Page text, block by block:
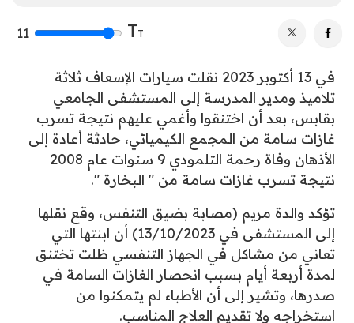
TT
11
في 13 أكتوبر 2023 نقلت سيارات الإسعاف ثلاثة
تلاميذ ومدير المدرسة إلى المستشفى الجامعي
بقابس، بعد أن اختنقوا وأغمي عليهم نتيجة تسرب
غازات سامة من المجمع الكيميائي، حادثة أعادة إلى
الأذهان وفاة رحمة التلمودي 9 سنوات عام 2008
نتيجة تسرب غازات سامة من " البخارة ".
تؤكد والدة مريم (مصابة بضيق التنفس، وقع نقلها
إلى المستشفى في 13/10/2023) أن ابنتها التي
تعاني من مشاكل في الجهاز التنفسي ظلت تختنق
لمدة أربعة أيام بسبب انحصار الغازات السامة في
صدرها، وتشير إلى أن الأطباء لم يتمكنوا من
استخراجه ولا تقديم العلاج المناسب.